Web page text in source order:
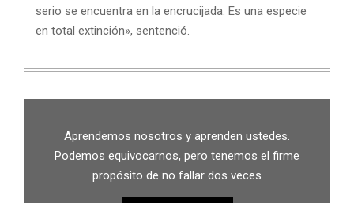
serio se encuentra en la encrucijada. Es una especie
en total extinción», sentenció.
Aprendemos nosotros y aprenden ustedes.
Podemos equivocarnos, pero tenemos el firme
propósito de no fallar dos veces